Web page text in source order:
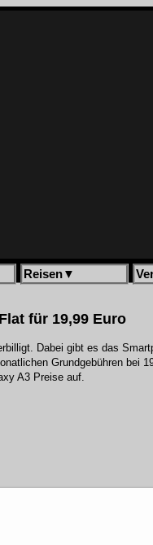
Reisen▼
für 19,99 Euro
Dabei gibt es das
Grundgebühren bei
A3 Preise auf.